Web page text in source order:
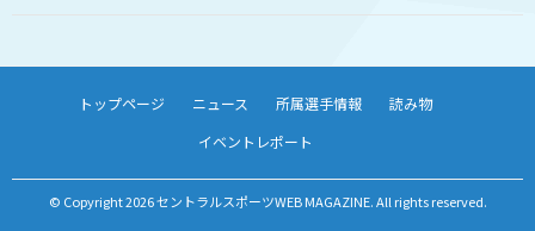
トップページ ニュース 所属選手情報
読み物
イベントレポート
© Copyright 2026 セントラルスポーツWEB MAGAZINE. All rights reserved.